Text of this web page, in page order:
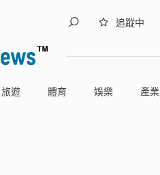
追蹤中
旅遊 體育 娛樂 產業